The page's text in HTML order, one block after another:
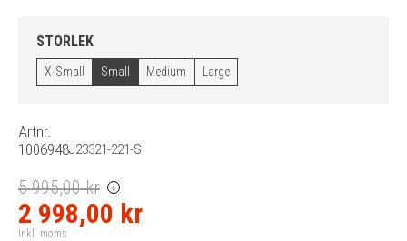
STORLEK
X-Small Small Medium Large
Artnr.
1006948J23321-221-S
5 995,00 kr i
2 998,00 kr
Inkl. moms